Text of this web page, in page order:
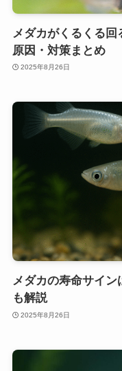
メダカがくるくる回
原因・対策まとめ
2025年8月26日
メダカの寿命サイン
も解説
2025年8月26日